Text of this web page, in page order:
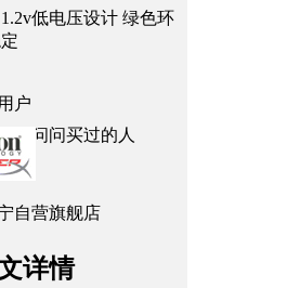
低电压设计 绿色环
户
？问问买过的人
自营旗舰店
详情